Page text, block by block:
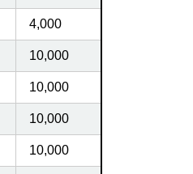
4,000
10,000
10,000
10,000
10,000